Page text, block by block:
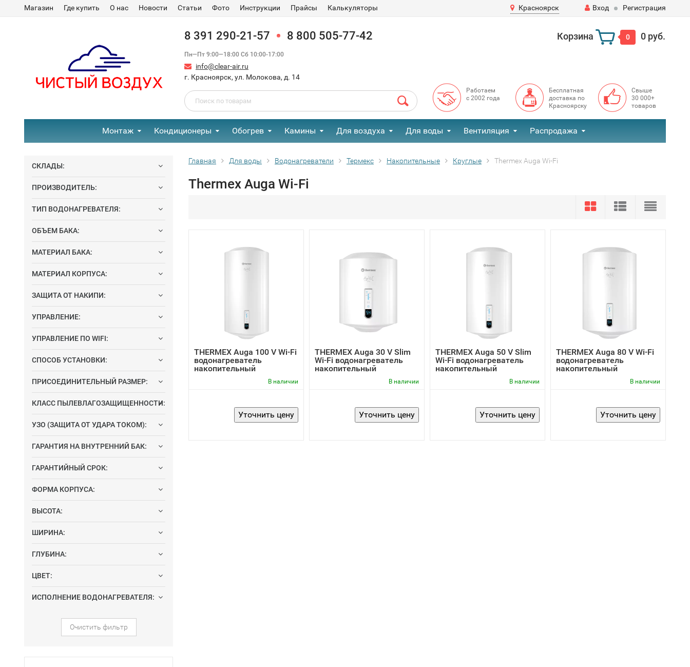
Магазин Где купить О нас Новости Статьи Фото Инструкции Прайсы Калькуляторы Красноярск Вход Регистрация
8 391 290-21-57 8 800 505-77-42
Пн—Пт 9:00—18:00 Сб 10:00-17:00
info@clear-air.ru
г. Красноярск, ул. Молокова, д. 14
Корзина 0 0 руб.
Работаем
с 2002 года
Бесплатная
доставка по
Красноярску
Свыше
30 000+
товаров
Монтаж Кондиционеры Обогрев Камины Для воздуха Для воды Вентиляция Распродажа
СКЛАДЫ:
ПРОИЗВОДИТЕЛЬ:
ТИП ВОДОНАГРЕВАТЕЛЯ:
ОБЪЕМ БАКА:
МАТЕРИАЛ БАКА:
МАТЕРИАЛ КОРПУСА:
ЗАЩИТА ОТ НАКИПИ:
УПРАВЛЕНИЕ:
УПРАВЛЕНИЕ ПО WIFI:
СПОСОБ УСТАНОВКИ:
ПРИСОЕДИНИТЕЛЬНЫЙ РАЗМЕР:
КЛАСС ПЫЛЕВЛАГОЗАЩИЩЕННОСТИ:
УЗО (ЗАЩИТА ОТ УДАРА ТОКОМ):
ГАРАНТИЯ НА ВНУТРЕННИЙ БАК:
ГАРАНТИЙНЫЙ СРОК:
ФОРМА КОРПУСА:
ВЫСОТА:
ШИРИНА:
ГЛУБИНА:
ЦВЕТ:
ИСПОЛНЕНИЕ ВОДОНАГРЕВАТЕЛЯ:
Очистить фильтр
Главная Для воды Водонагреватели Термекс Накопительные Круглые Thermex Auga Wi-Fi
Thermex Auga Wi-Fi
THERMEX Auga 100 V Wi-Fi
водонагреватель
накопительный
В наличии
THERMEX Auga 30 V Slim
Wi-Fi водонагреватель
накопительный
В наличии
THERMEX Auga 50 V Slim
Wi-Fi водонагреватель
накопительный
В наличии
THERMEX Auga 80 V Wi-Fi
водонагреватель
накопительный
В наличии